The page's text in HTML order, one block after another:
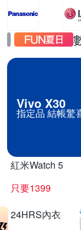
Vivo X30
指定品 結帳驚
紅米Watch 5
只要1399
24HRS內衣